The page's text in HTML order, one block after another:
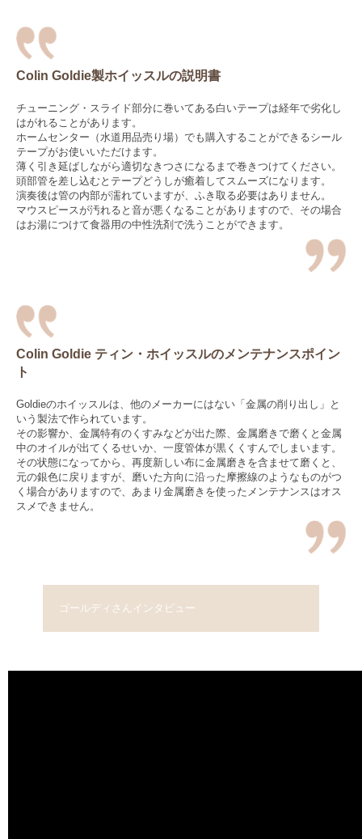
Colin Goldie製ホイッスルの説明書
チューニング・スライド部分に巻いてある白いテープは経年で劣化し
はがれることがあります。
ホームセンター（水道用品売り場）でも購入することができるシール
テープがお使いいただけます。
薄く引き延ばしながら適切なきつさになるまで巻きつけてください。
頭部管を差し込むとテープどうしが癒着してスムーズになります。
演奏後は管の内部が濡れていますが、ふき取る必要はありません。
マウスピースが汚れると音が悪くなることがありますので、その場合
はお湯につけて食器用の中性洗剤で洗うことができます。
Colin Goldie ティン・ホイッスルのメンテナンスポイン
ト
Goldieのホイッスルは、他のメーカーにはない「金属の削り出し」と
いう製法で作られています。
その影響か、金属特有のくすみなどが出た際、金属磨きで磨くと金属
中のオイルが出てくるせいか、一度管体が黒くくすんでしまいます。
その状態になってから、再度新しい布に金属磨きを含ませて磨くと、
元の銀色に戻りますが、磨いた方向に沿った摩擦線のようなものがつ
く場合がありますので、あまり金属磨きを使ったメンテナンスはオス
スメできません。
ゴールディさんインタビュー